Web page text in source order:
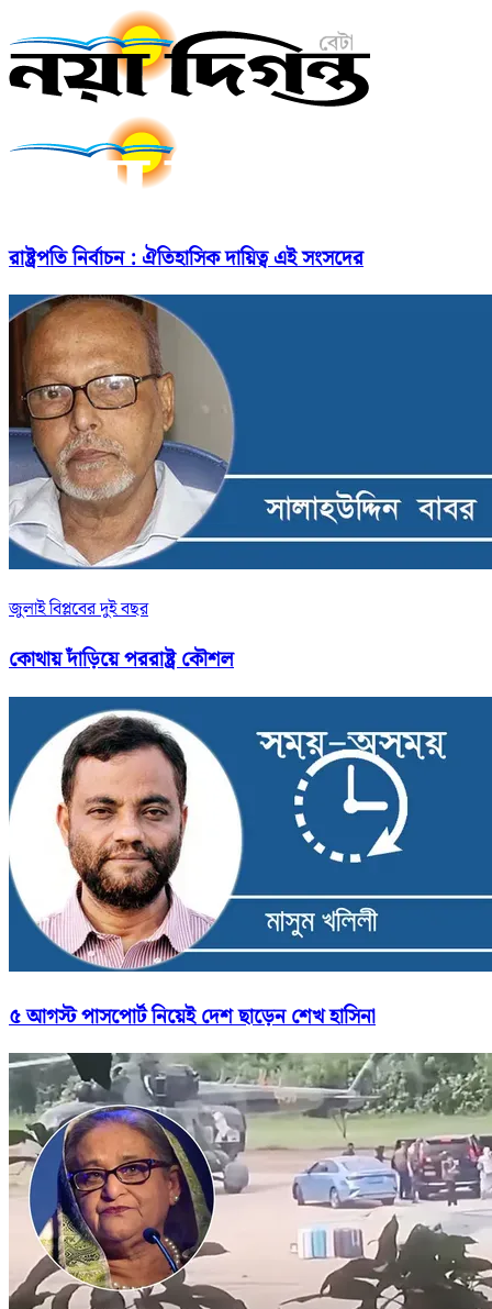
রাষ্ট্রপতি নির্বাচন : ঐতিহাসিক দায়িত্ব এই সংসদের
জুলাই বিপ্লবের দুই বছর
কোথায় দাঁড়িয়ে পররাষ্ট্র কৌশল
৫ আগস্ট পাসপোর্ট নিয়েই দেশ ছাড়েন শেখ হাসিনা